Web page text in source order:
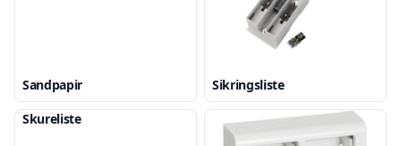
Sandpapir
Sikringsliste
Skureliste